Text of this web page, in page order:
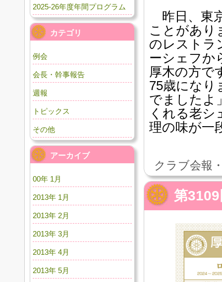
昨日、東
ことがあり
のレストラ
ーシェフか
厚木の方で
75歳になり
でましたよ
くれる老シ
理の味が一
クラブ会報
第
2025-26年度年間プログラム
カテゴリ
例会
会長・幹事報告
週報
トピックス
その他
アーカイブ
00年 1月
2013年 1月
2013年 2月
2013年 3月
2013年 4月
2013年 5月